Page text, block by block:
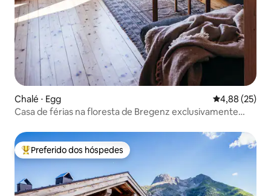
Chalé ⋅ Egg 4,88 de uma
4,88 (25)
Casa de férias na floresta de Bregenz exclusivamente
Entre os melhores preferidos dos hóspedes
Preferido dos hóspedes